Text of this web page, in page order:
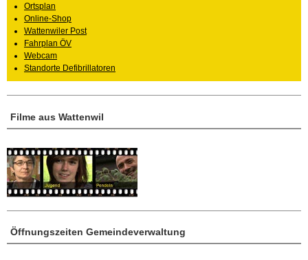
Öffnungszeiten Gemeindeverwaltung
Filme aus Wattenwil
Ortsplan
Online-Shop
Wattenwiler Post
Fahrplan ÖV
Webcam
Standorte Defibrillatoren